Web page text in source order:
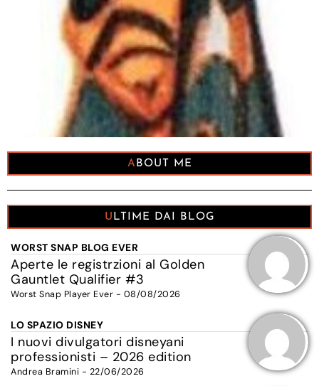
ABOUT ME
ULTIME DAI BLOG
WORST SNAP BLOG EVER
Aperte le registrzioni al Golden
Gauntlet Qualifier #3
Worst Snap Player Ever - 08/08/2026
LO SPAZIO DISNEY
I nuovi divulgatori disneyani
professionisti – 2026 edition
Andrea Bramini - 22/06/2026